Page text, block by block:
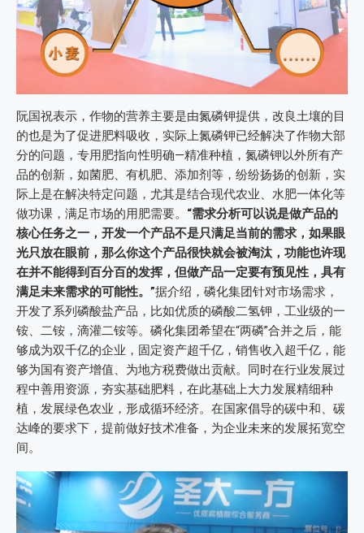
阮国祝表示，作物的营养主要是由氮磷钾提供，改良土壤的目
的也是为了促进肥料吸收，实际上氮磷钾已经解决了作物大部
分的问题，专用肥指向性明确—精准种植，氮磷钾以外所有产
品的创新，如菌肥、有机肥、添加剂等，纷纷扬扬的创新，实
际上是在解决特定问题，尤其是结合现代农业、水肥一体化等
做功课，满足市场的用肥需要。 “需求分析可以说是做产品的
核心任务之一，开发一个产品不是只满足当前的需求，如果眼
光只放在眼前，那么你这个产品很快就会被淘汰，功能也许现
在并不能得到百分百的发挥，但做产品一定要有预见性，具有
满足未来需求的可能性。”据介绍，磷化集团针对市场需求，
开发了系列磷酸盐产品，比如优质的磷酸二氢钾，工业级的一
铵、二铵，滴灌二铵等。磷化集团希望在“两磷”合并之后，能
够成为双千亿的企业，固定资产超千亿，销售收入超千亿，能
够为国有资产增值、为地方税费做出贡献。同时在行业发展过
程中善用资源，夯实基础肥料，在此基础上大力发展精细种
植，发展绿色农业，形成循环经济。在国家倡导的碳中和、碳
达峰的要求下，提前做好技术准备，为企业未来的发展拓宽空
间。